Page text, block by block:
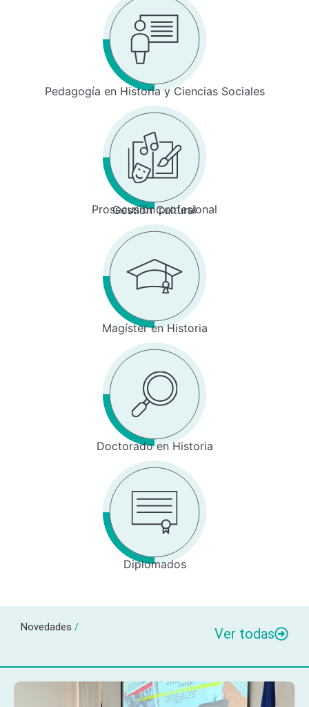
Pedagogía en Historia y Ciencias Sociales
Prosecusión profesional
Gestión Cultural
Magíster en Historia
Doctorado en Historia
Diplomados
Novedades / Ver todas